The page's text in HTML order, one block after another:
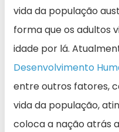
vida da população
forma que os adultos
idade por lá.
Desenvolvimento
entre outros fatores,
vida da população,
coloca a nação atrás